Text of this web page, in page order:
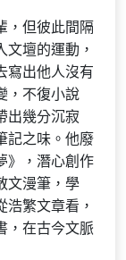
，但彼此間隔
壇的運動，
寫出他人沒有
，不復小說
出幾分沉寂
記之味。他廢
》，潛心創作
文漫筆，學
繁文章看，
，在古今文脈